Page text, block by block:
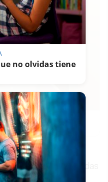
baño sin esfuerzo?
ediciones de este
importantes ayudas
edificios, es la que
no olvidas tiene